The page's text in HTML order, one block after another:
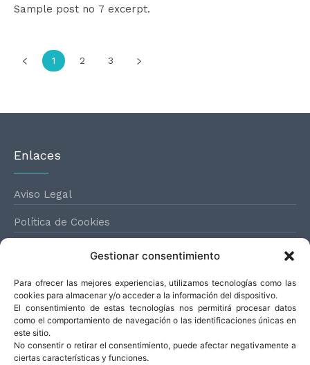
Gestionar consentimiento
Para ofrecer las mejores experiencias, utilizamos tecnologías como las
cookies para almacenar y/o acceder a la información del dispositivo.
El consentimiento de estas tecnologías nos permitirá procesar datos
como el comportamiento de navegación o las identificaciones únicas en
este sitio.
No consentir o retirar el consentimiento, puede afectar negativamente a
ciertas características y funciones.
Sample post no 7 excerpt.
1 2 3
Enlaces
Aviso Legal
Política de Cookies
Política de Privacidad
Horario
Lunes a jueves: 16:30 - 19:30